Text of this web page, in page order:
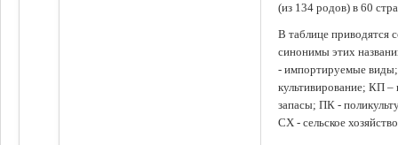
(из 134 родов) в 60
В таблице приводятся
синонимы этих
- импортируемые
культивирование; КП
запасы; ПК -
СХ - сельское